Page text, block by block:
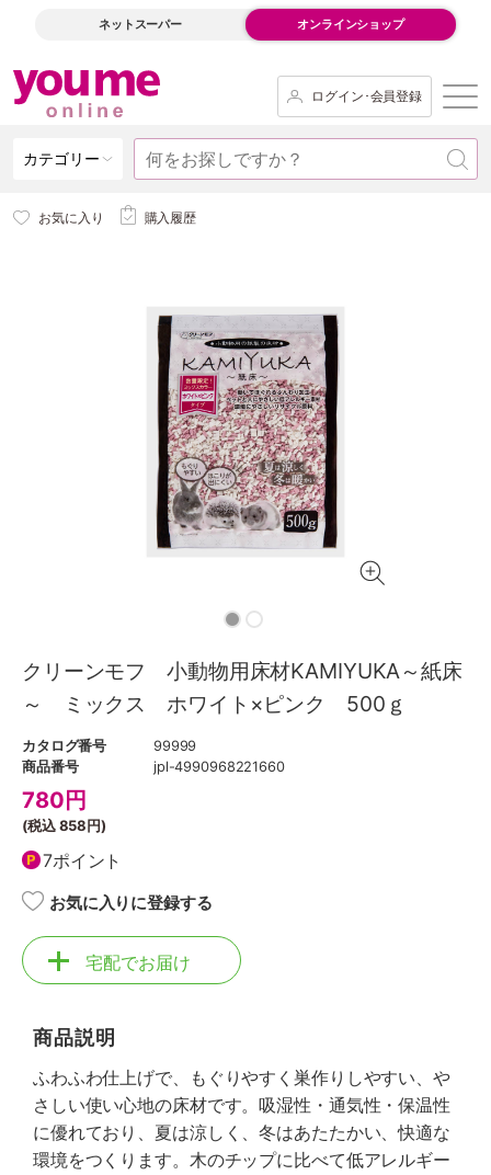
ネットスーパー オンラインショップ
ログイン･会員登録
カテゴリー
お気に入り 購入履歴
クリーンモフ 小動物用床材KAMIYUKA～紙床
～ ミックス ホワイト×ピンク 500ｇ
カタログ番号
99999
商品番号
jpl-4990968221660
780 円
(税込858円)
7ポイント
お気に入りに登録する
宅配でお届け
商品説明
ふわふわ仕上げで、もぐりやすく巣作りしやすい、や
さしい使い心地の床材です。吸湿性・通気性・保温性
に優れており、夏は涼しく、冬はあたたかい、快適な
環境をつくります。木のチップに比べて低アレルギー